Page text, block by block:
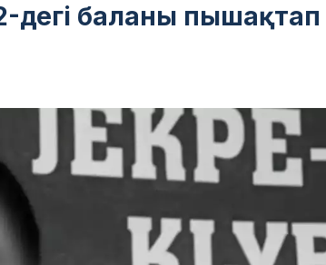
дегі баланы пышақтап